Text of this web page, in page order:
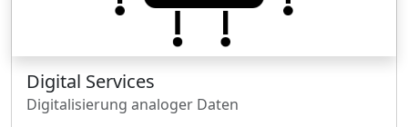
Digital Services
Digitalisierung analoger Daten